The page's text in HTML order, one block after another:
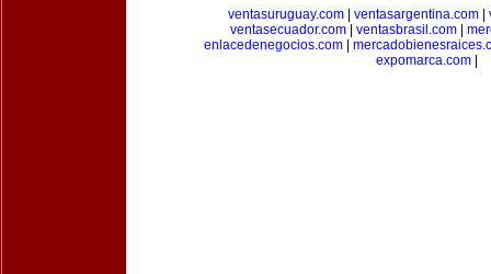
ventasuruguay.com| ventasargentina.com|
ventasecuador.com| ventasbrasil.com|
enlacedenegocios.com|
expomarca.com|